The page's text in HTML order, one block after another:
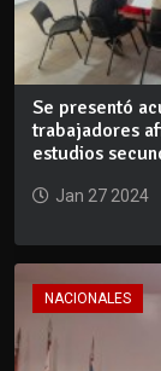
Se presentó
trabajadores
estudios
Jan 27 2024
NACIONALES